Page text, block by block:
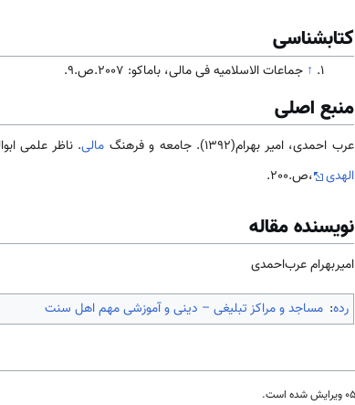
کتابشناسی
↑ جماعات الاسلاميه فی مالی، باماكو: 2007.ص.9.
منبع اصلی
عرب احمدی، امیر بهرام(1392). جامعه و فرهنگ مالی. ناظر علمی
الهدی
،ص.200.
نویسنده مقاله
امیربهرام‌ عرب‌احمدی
رده: مساجد و مراکز تبلیغی – دینی و آموزشی مهم اهل سنت